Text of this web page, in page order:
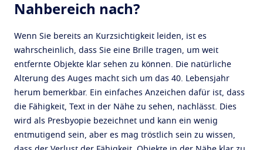
Nahbereich nach?
Wenn Sie bereits an Kurzsichtigkeit leiden, ist es
wahrscheinlich, dass Sie eine Brille tragen, um weit
entfernte Objekte klar sehen zu können. Die natürliche
Alterung des Auges macht sich um das 40. Lebensjahr
herum bemerkbar. Ein einfaches Anzeichen dafür ist, dass
die Fähigkeit, Text in der Nähe zu sehen, nachlässt. Dies
wird als Presbyopie bezeichnet und kann ein wenig
entmutigend sein, aber es mag tröstlich sein zu wissen,